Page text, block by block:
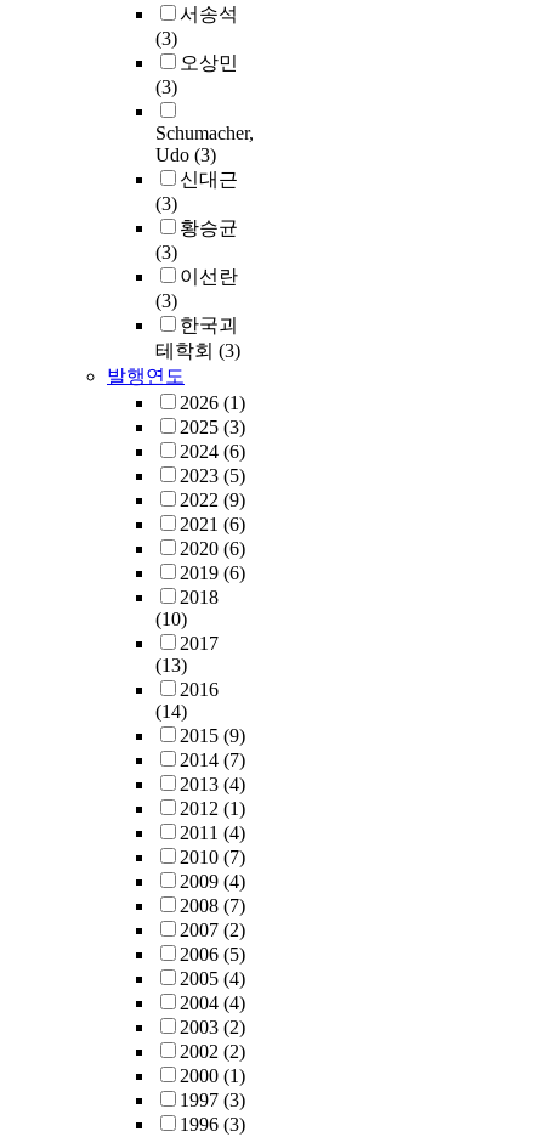
서송석
(3)
오상민
(3)
Schumacher,
Udo (3)
신대근
(3)
황승균
(3)
이선란
(3)
한국괴
테학회 (3)
발행연도
2026 (1)
2025 (3)
2024 (6)
2023 (5)
2022 (9)
2021 (6)
2020 (6)
2019 (6)
2018
(10)
2017
(13)
2016
(14)
2015 (9)
2014 (7)
2013 (4)
2012 (1)
2011 (4)
2010 (7)
2009 (4)
2008 (7)
2007 (2)
2006 (5)
2005 (4)
2004 (4)
2003 (2)
2002 (2)
2000 (1)
1997 (3)
1996 (3)